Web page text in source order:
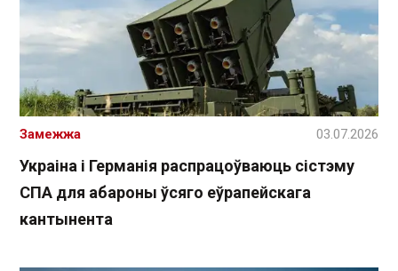
Украіна і Германія распрацоўваюць сістэму
СПА для абароны ўсяго еўрапейскага
кантынента
Замежжа 03.07.2026